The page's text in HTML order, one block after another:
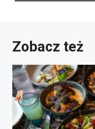
Zobacz też